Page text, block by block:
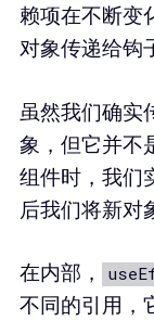
赖项在不断变
对象传递给钩
虽然我们确实
象，但它并不
组件时，我们
后我们将新对
在内部，
不同的引用，